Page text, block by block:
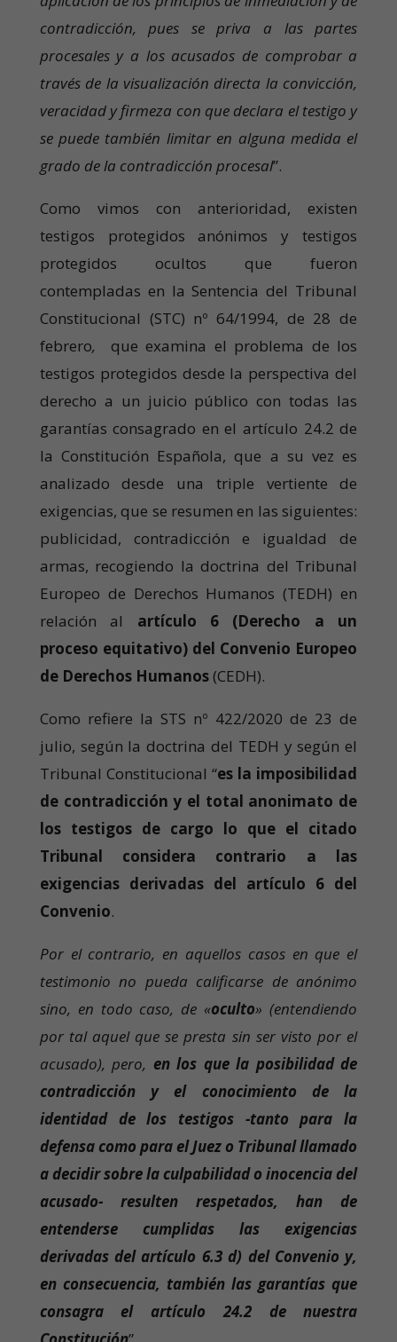
contradicción, pues se priva a las partes
procesales y a los acusados de comprobar a
través de la visualización directa la convicción,
veracidad y firmeza con que declara el testigo y
se puede también limitar en alguna medida el
grado de la contradicción procesal”.
Como vimos con anterioridad, existen
testigos protegidos anónimos y testigos
protegidos ocultos que fueron
contempladas en la Sentencia del Tribunal
Constitucional (STC) nº 64/1994, de 28 de
febrero,
que examina el problema de los
testigos protegidos desde la perspectiva del
derecho a un juicio público con todas las
garantías consagrado en el artículo 24.2 de
la Constitución Española, que a su vez es
analizado desde una triple vertiente de
exigencias, que se resumen en las siguientes:
publicidad, contradicción e igualdad de
armas, recogiendo la doctrina del Tribunal
Europeo de Derechos Humanos (TEDH) en
relación al artículo 6 (Derecho a un
proceso equitativo) del Convenio Europeo
de Derechos Humanos(CEDH).
Como refiere la STS nº 422/2020 de 23 de
julio, según la doctrina del TEDH y según el
Tribunal Constitucional “es la imposibilidad
de contradicción y el total anonimato de
los testigos de cargo lo que el citado
Tribunal considera contrario a las
exigencias derivadas del artículo 6 del
Convenio.
Por el contrario, en aquellos casos en que el
testimonio no pueda calificarse de anónimo
sino, en todo caso, de «oculto» (entendiendo
por tal aquel que se presta sin ser visto por el
acusado), pero, en los que la posibilidad de
contradicción y el conocimiento de la
identidad de los testigos -tanto para la
defensa como para el Juez o Tribunal llamado
a decidir sobre la culpabilidad o inocencia del
acusado- resulten respetados, han de
entenderse cumplidas las exigencias
derivadas del artículo 6.3 d) del Convenio y,
en consecuencia, también las garantías que
consagra el artículo 24.2 de nuestra